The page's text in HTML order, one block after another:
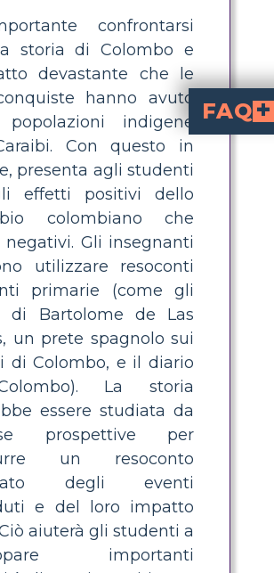
confrontarsi
storia di Colombo e
devastante che le
hanno avuto
indigene
Con questo in
presenta agli studenti
effetti positivi dello
colombiano che
negativi. Gli insegnanti
utilizzare resoconti
primarie (come gli
di Bartolome de Las
un prete spagnolo sui
di Colombo, e il diario
La storia
essere studiata da
prospettive per
un resoconto
degli eventi
e del loro impatto
aiuterà gli studenti a
importanti
FAQ